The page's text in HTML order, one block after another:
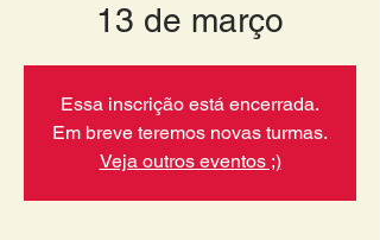
13 de março
Essa inscrição está encerrada.
Em breve teremos novas turmas.
Veja outros eventos ;)